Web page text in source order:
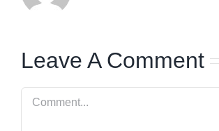
Leave A Comment
Comment